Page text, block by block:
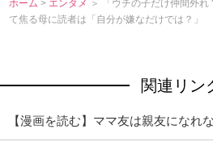
ホーム > エンタメ ＞ 「ウチの子だけ仲間外
て焦る母に読者は「自分が嫌なだけでは？」
関連リン
【漫画を読む】ママ友は親友になれ